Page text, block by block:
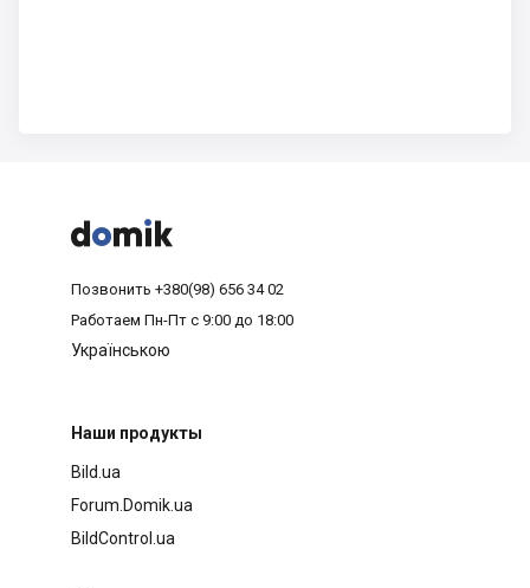



Позвонить +380(98) 656 34 02
Работаем Пн-Пт с 9:00 до 18:00
Українською
Наши продукты
Bild.ua
Forum.Domik.ua
BildControl.ua